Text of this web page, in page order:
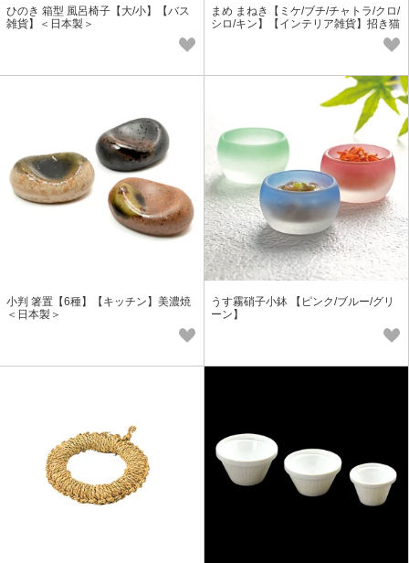
ひのき 箱型 風呂椅子【大/小】【バス
雑貨】＜日本製＞
まめ まねき【ミケ/ブチ/チャトラ/クロ/
シロ/キン】【インテリア雑貨】招き猫
小判 箸置【6種】【キッチン】美濃焼
＜日本製＞
うす霧硝子小鉢 【ピンク/ブルー/グリ
ーン】